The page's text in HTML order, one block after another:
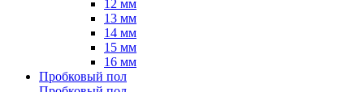
12 мм
13 мм
14 мм
15 мм
16 мм
Пробковый пол